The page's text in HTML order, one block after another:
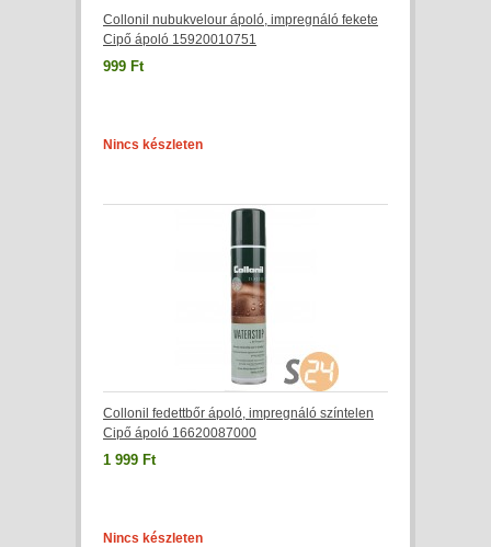
Collonil nubukvelour ápoló, impregnáló fekete
Cipő ápoló 15920010751
999 Ft
Nincs készleten
Collonil fedettbőr ápoló, impregnáló színtelen
Cipő ápoló 16620087000
1 999 Ft
Nincs készleten